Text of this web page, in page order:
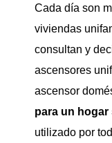
Cada día son
viviendas
consultan y
ascensores
ascensor
para un hogar
utilizado por